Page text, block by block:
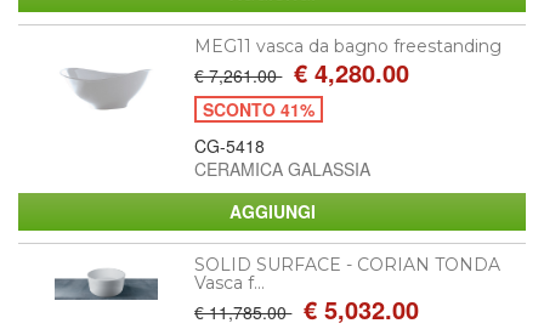
MEG11 vasca da bagno freestanding
€ 7,261.00 € 4,280.00
SCONTO 41%
CG-5418
CERAMICA GALASSIA
SOLID SURFACE - CORIAN TONDA
Vasca f...
€ 11,785.00 € 5,032.00